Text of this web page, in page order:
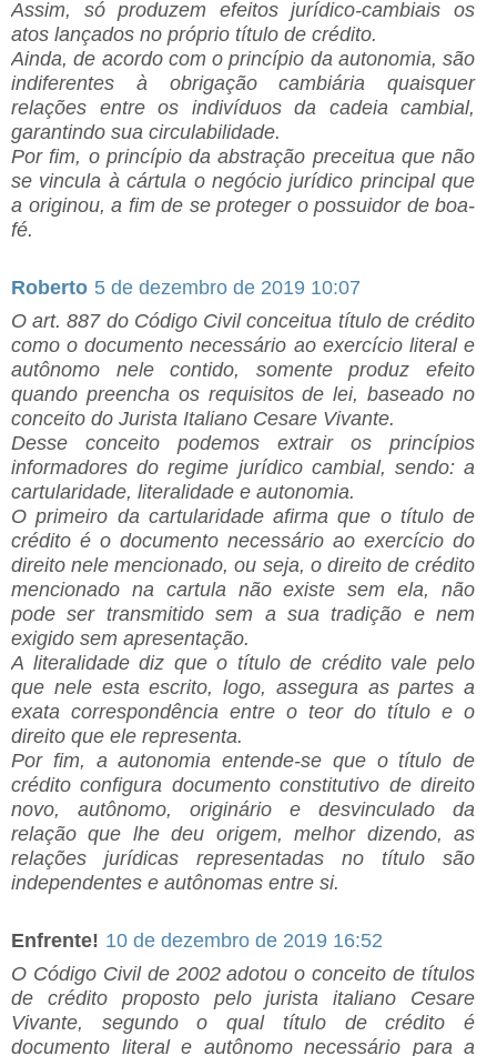
Assim, só produzem efeitos jurídico-cambiais os
atos lançados no próprio título de crédito.
Ainda, de acordo com o princípio da autonomia, são
indiferentes à obrigação cambiária quaisquer
relações entre os indivíduos da cadeia cambial,
garantindo sua circulabilidade.
Por fim, o princípio da abstração preceitua que não
se vincula à cártula o negócio jurídico principal que
a originou, a fim de se proteger o possuidor de boa-
fé.
Roberto 5 de dezembro de 2019 10:07
O art. 887 do Código Civil conceitua título de crédito
como o documento necessário ao exercício literal e
autônomo nele contido, somente produz efeito
quando preencha os requisitos de lei, baseado no
conceito do Jurista Italiano Cesare Vivante.
Desse conceito podemos extrair os princípios
informadores do regime jurídico cambial, sendo: a
cartularidade, literalidade e autonomia.
O primeiro da cartularidade afirma que o título de
crédito é o documento necessário ao exercício do
direito nele mencionado, ou seja, o direito de crédito
mencionado na cartula não existe sem ela, não
pode ser transmitido sem a sua tradição e nem
exigido sem apresentação.
A literalidade diz que o título de crédito vale pelo
que nele esta escrito, logo, assegura as partes a
exata correspondência entre o teor do título e o
direito que ele representa.
Por fim, a autonomia entende-se que o título de
crédito configura documento constitutivo de direito
novo, autônomo, originário e desvinculado da
relação que lhe deu origem, melhor dizendo, as
relações jurídicas representadas no título são
independentes e autônomas entre si.
Enfrente! 10 de dezembro de 2019 16:52
O Código Civil de 2002 adotou o conceito de títulos
de crédito proposto pelo jurista italiano Cesare
Vivante, segundo o qual título de crédito é
documento literal e autônomo necessário para a